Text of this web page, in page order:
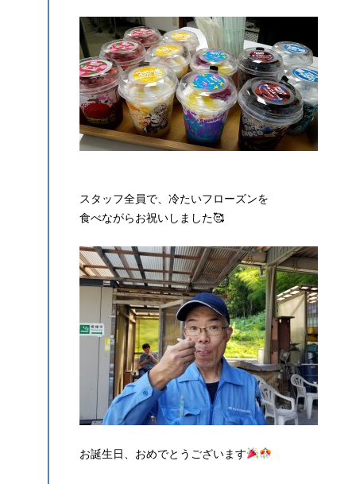
スタッフ全員で、冷たいフローズンを
食べながらお祝いしました🥰
お誕生日、おめでとうございます